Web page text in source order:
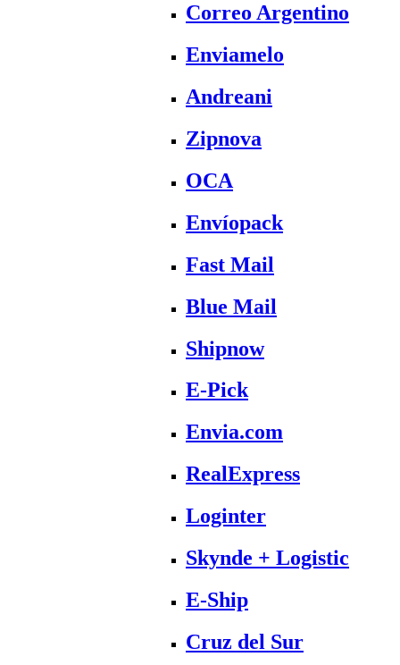
Correo Argentino
Enviamelo
Andreani
Zipnova
OCA
Envíopack
Fast Mail
Blue Mail
Shipnow
E-Pick
Envia.com
RealExpress
Loginter
Skynde + Logistic
E-Ship
Cruz del Sur